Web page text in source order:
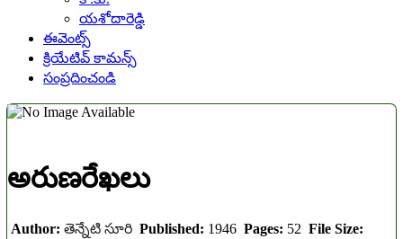
యశోదారెడ్డి
ఈవెంట్స్
క్రియేటివ్ కామన్స్
సంప్రదించండి
అరుణరేఖలు
Author: తెన్నేటి సూరి Published: 1946 Pages: 52 File Size: